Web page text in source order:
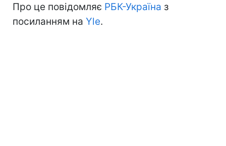
Про це повідомляє РБК-Україна з
посиланням на Yle.